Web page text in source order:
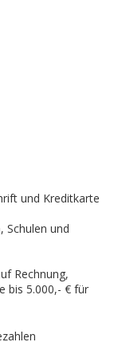
und Kreditkarte
Schulen und
Rechnung,
bis 5.000,- € für